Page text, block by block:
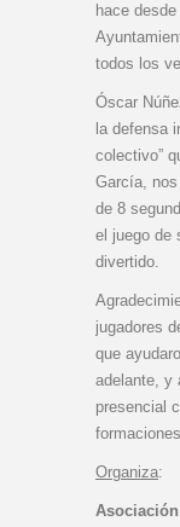
hace
todos los
Óscar
la defensa
colectivo”
García, nos
de 8
el juego de
divertido.
jugadores
que
adelante, y
presencial
Organiza: